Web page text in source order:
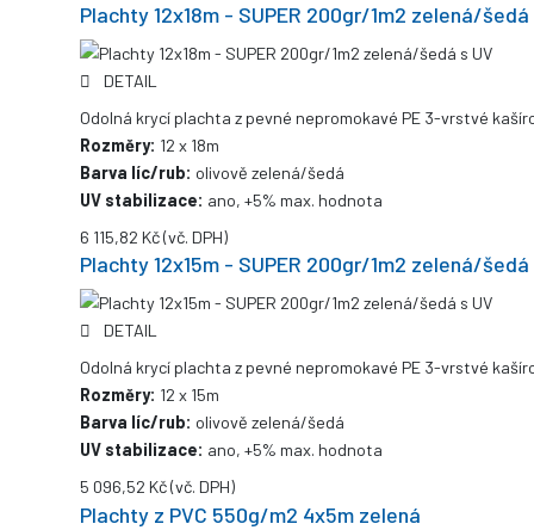
Plachty 12x18m - SUPER 200gr/1m2 zelená/šedá
DETAIL
Odolná krycí plachta z pevné nepromokavé PE 3-vrstvé
Rozměry: 12 x 18m
Barva líc/rub: olivově zelená/šedá
UV stabilizace: ano, +5% max. hodnota
6 115,82 Kč(vč. DPH)
Plachty 12x15m - SUPER 200gr/1m2 zelená/šedá
DETAIL
Odolná krycí plachta z pevné nepromokavé PE 3-vrstvé
Rozměry: 12 x 15m
Barva líc/rub: olivově zelená/šedá
UV stabilizace: ano, +5% max. hodnota
5 096,52 Kč(vč. DPH)
Plachty z PVC 550g/m2 4x5m zelená